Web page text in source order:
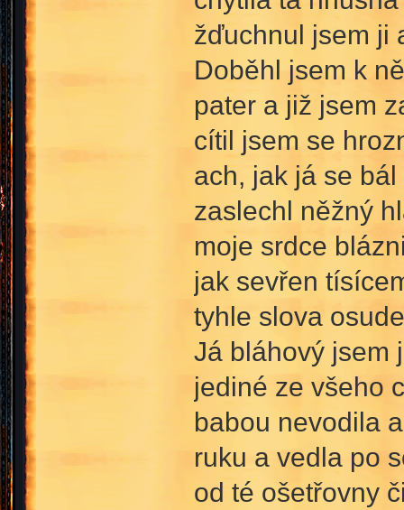
žďuchnul jsem ji
Doběhl jsem k
pater a již jsem
cítil jsem se
ach, jak já se
zaslechl něžný
moje srdce
jak sevřen
tyhle slova
Já bláhový jsem
jediné ze všeho
babou nevodila
ruku a vedla po
od té ošetřovny